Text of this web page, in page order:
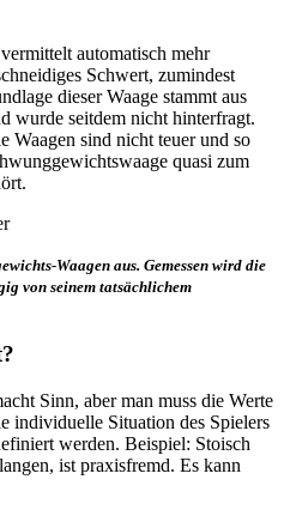
automatisch mehr
Schwert, zumindest
dieser Waage stammt aus
wurde seitdem nicht hinterfragt.
Waagen sind nicht teuer und so
quasi zum
Waagen aus. Gemessen wird die
von seinem tatsächlichem
Sinn, aber man muss die Werte
individuelle Situation des Spielers
werden. Beispiel: Stoisch
ist praxisfremd. Es kann